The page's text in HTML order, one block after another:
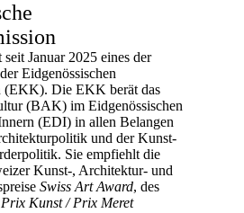
Januar 2025 eines der
Eidgenössischen
(EKK). Die EKK berät das
(BAK) im Eidgenössischen
(EDI) in allen Belangen
und der Kunst-
Sie empfiehlt die
Kunst-, Architektur- und
Swiss Art Award, des
Kunst / Prix Meret